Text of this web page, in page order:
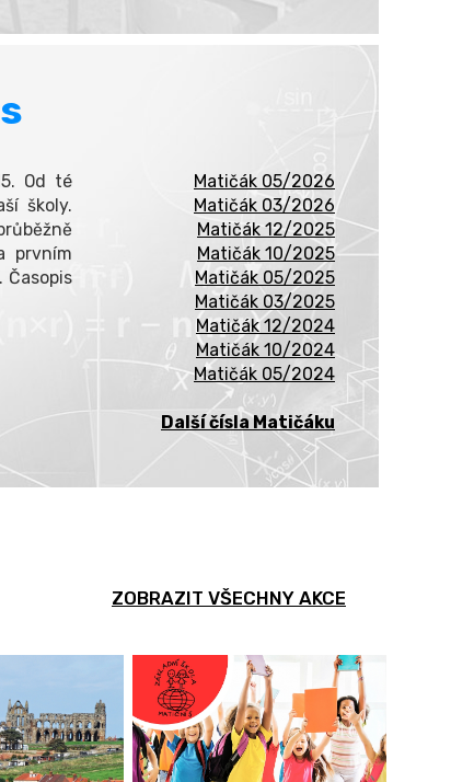
Od té
školy.
prvním
Matičák 05/2026
Matičák 03/2026
Matičák 12/2025
Matičák 10/2025
Matičák 05/2025
Matičák 03/2025
Matičák 12/2024
Matičák 10/2024
Matičák 05/2024
Další čísla Matičáku
ZOBRAZIT VŠECHNY AKCE